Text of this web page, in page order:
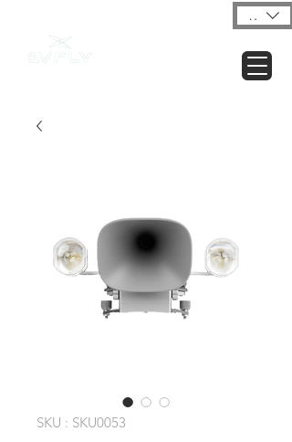
USD ($)
SKU : SKU0053